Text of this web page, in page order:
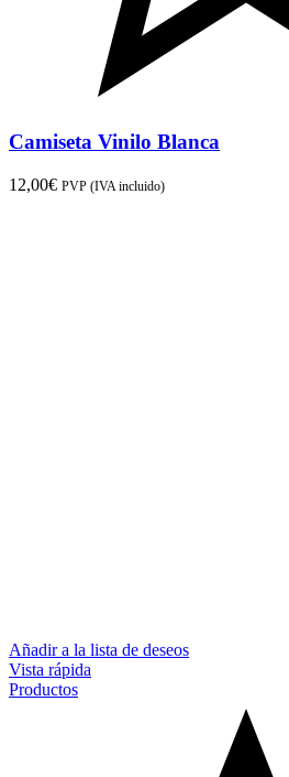
Camiseta Vinilo Blanca
12,00€ PVP (IVA incluido)
Añadir a la lista de deseos
Vista rápida
Productos